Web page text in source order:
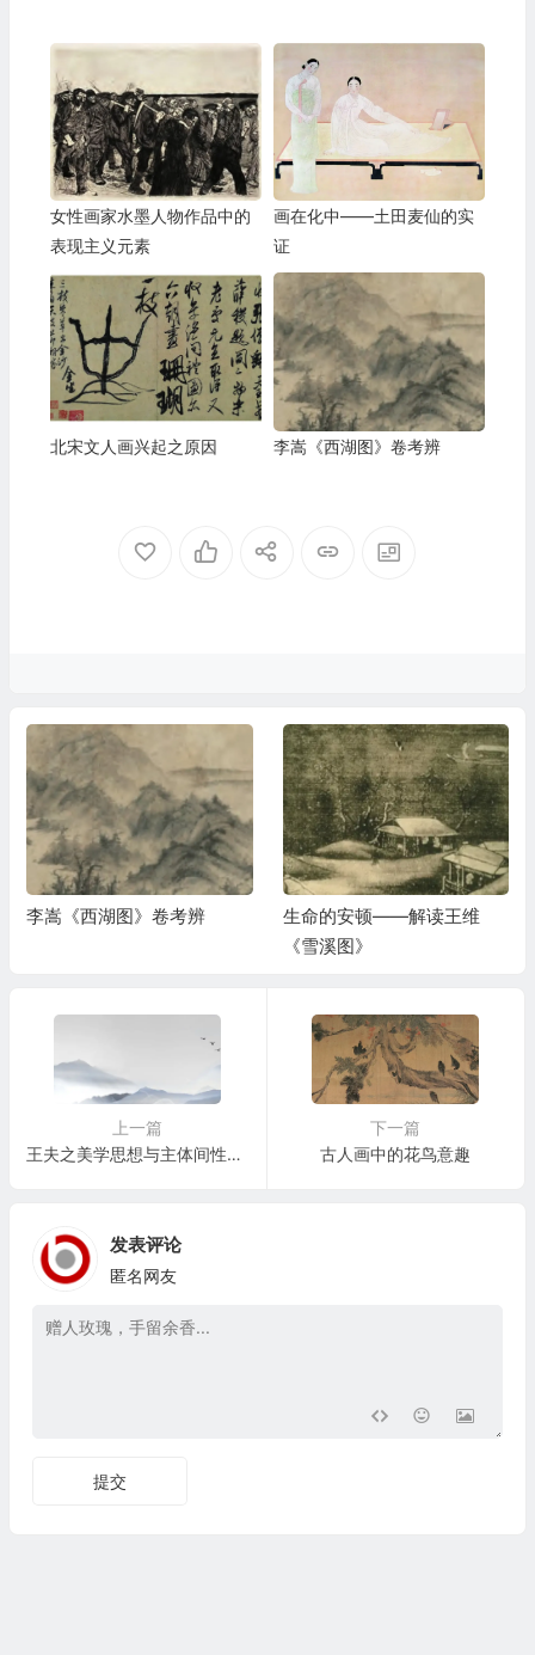
女性画家水墨人物作品中的
表现主义元素
画在化中——土田麦仙的实
证
北宋文人画兴起之原因 李嵩《西湖图》卷考辨
李嵩《西湖图》卷考辨
生命的安顿——解读王维
《雪溪图》
上一篇
王夫之美学思想与主体间性美学之比较
下一篇
古人画中的花鸟意趣
发表评论
匿名网友
提交